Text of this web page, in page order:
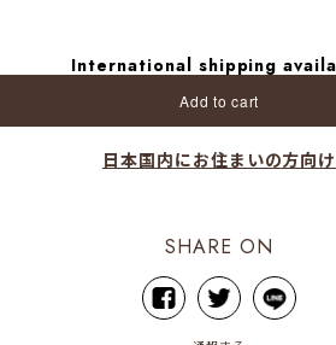
International shipping
Add to cart
日本国内にお住まいの方向け
SHARE ON